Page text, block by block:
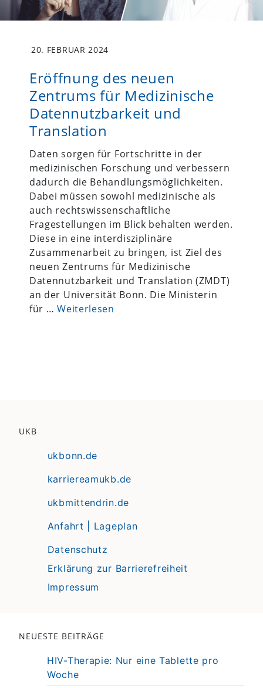
20. FEBRUAR 2024
Eröffnung des neuen
Zentrums für Medizinische
Datennutzbarkeit und
Translation
Daten sorgen für Fortschritte in der
medizinischen Forschung und verbessern
dadurch die Behandlungsmöglichkeiten.
Dabei müssen sowohl medizinische als
auch rechtswissenschaftliche
Fragestellungen im Blick behalten werden.
Diese in eine interdisziplinäre
Zusammenarbeit zu bringen, ist Ziel des
neuen Zentrums für Medizinische
Datennutzbarkeit und Translation (ZMDT)
an der Universität Bonn. Die Ministerin
für …Weiterlesen
UKB
ukbonn.de
karriereamukb.de
ukbmittendrin.de
Anfahrt | Lageplan
Datenschutz
Erklärung zur Barrierefreiheit
Impressum
NEUESTE BEITRÄGE
HIV-Therapie: Nur eine Tablette pro
Woche